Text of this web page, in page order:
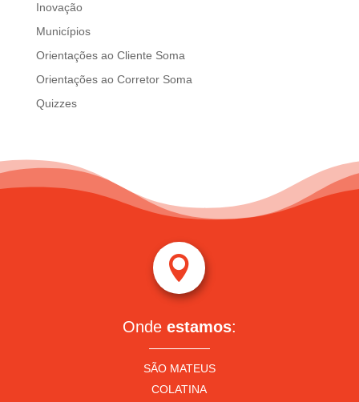
Inovação
Municípios
Orientações ao Cliente Soma
Orientações ao Corretor Soma
Quizzes

Onde estamos:
SÃO MATEUS
COLATINA